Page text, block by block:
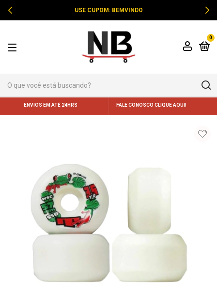
USE CUPOM: BEMVINDO
0
ENVIOS EM ATÉ 24HRS FALE CONOSCO CLIQUE AQUI!